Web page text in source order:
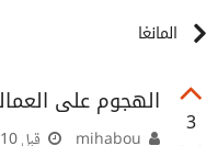
المانغا
3
الهجوم على
قبل 10 سنوات